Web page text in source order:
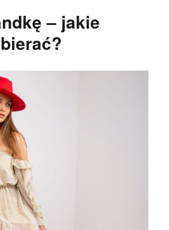
– jakie